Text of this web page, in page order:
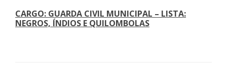
CARGO: GUARDA CIVIL MUNICIPAL – LISTA:
NEGROS, ÍNDIOS E QUILOMBOLAS